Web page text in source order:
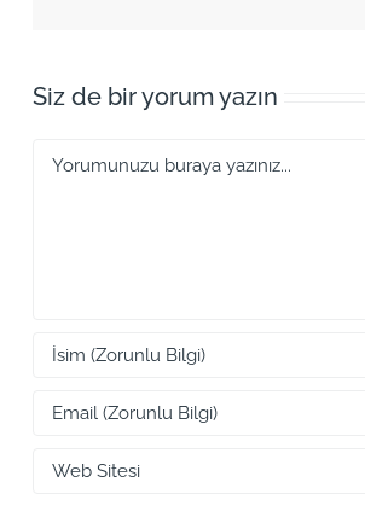
Siz de bir yorum yazın